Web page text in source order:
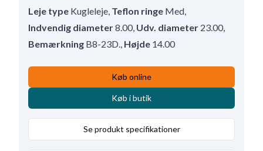
Leje type Kugleleje Teflon ringe Med
Indvendig diameter8.00, Udv. diameter 23.00,
Bemærkning B8-23D. Højde 14.00
Køb online
Køb i butik
Se produkt specifikationer